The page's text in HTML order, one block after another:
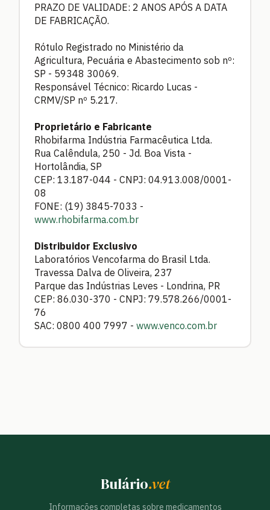
PRAZO DE VALIDADE: 2 ANOS APÓS A DATA
DE FABRICAÇÃO.
Rótulo Registrado no Ministério da
Agricultura, Pecuária e Abastecimento sob nº:
SP - 59348 30069.
Responsável Técnico: Ricardo Lucas -
CRMV/SP nº 5.217.
Proprietário e Fabricante
Rhobifarma Indústria Farmacêutica Ltda.
Rua Calêndula, 250 - Jd. Boa Vista -
Hortolândia, SP
CEP: 13.187-044 - CNPJ: 04.913.008/0001-
08
FONE: (19) 3845-7033 -
www.rhobifarma.com.br
Distribuidor Exclusivo
Laboratórios Vencofarma do Brasil Ltda.
Travessa Dalva de Oliveira, 237
Parque das Indústrias Leves - Londrina, PR
CEP: 86.030-370 - CNPJ: 79.578.266/0001-
76
SAC: 0800 400 7997 - www.venco.com.br
Bulário.vet
Informações completas sobre medicamentos